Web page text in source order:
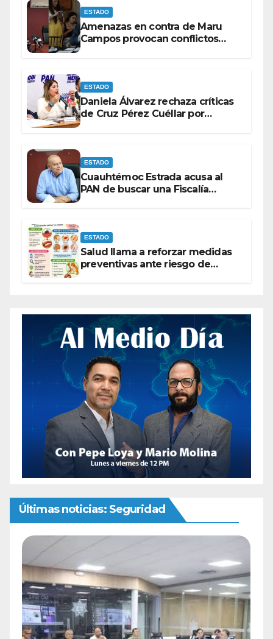
ESTADO
Amenazas en contra de Maru
Campos provocan conflictos
ESTADO
Daniela Álvarez rechaza críticas
de Cruz Pérez Cuéllar por
ESTADO
Cuauhtémoc Estrada acusa al
PAN de buscar una Fiscalía
ESTADO
Salud llama a reforzar medidas
preventivas ante riesgo de
Últimas noticias: Seguridad